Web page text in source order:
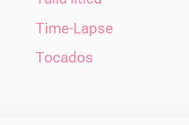
Time-Lapse
Tocados